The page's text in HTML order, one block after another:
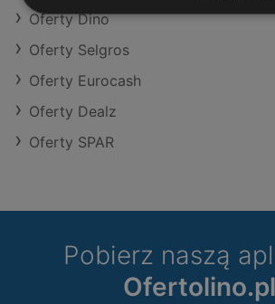
Oferty Dino
Oferty Selgros
Oferty Eurocash
Oferty Dealz
Oferty SPAR
Pobierz naszą
Ofertolino.pl